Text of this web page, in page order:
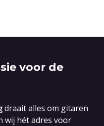
voor de
draait alles om gitaren
wij hét adres voor